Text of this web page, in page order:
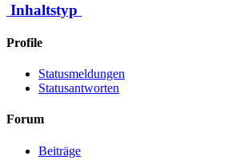
Inhaltstyp
Profile
Statusmeldungen
Statusantworten
Forum
Beiträge